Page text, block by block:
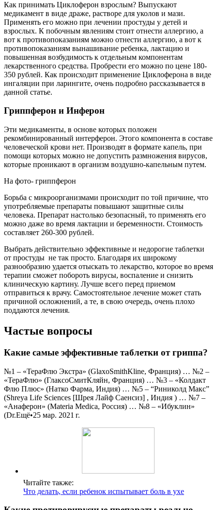
Как принимать Циклоферон взрослым? Выпускают
медикамент в виде драже, растворе для уколов и мази.
Применять его можно при лечении простуды у детей и
взрослых. К побочным явлениям стоит отнести аллергию, а
вот к противопоказаниям можно отнести аллергию, а вот к
противопоказаниям вынашивание ребенка, лактацию и
повышенная возбудимость к отдельным компонентам
лекарственного средства. Пробрести его можно по цене 180-
350 рублей. Как происходит применение Циклоферона в виде
ингаляции при ларингите, очень подробно рассказывается в
данной статье.
Гриппферон и Инферон
Эти медикаменты, в основе которых положен
рекомбинированный интерферон. Этого компонента в составе
человеческой крови нет. Производят в формате капель, при
помощи которых можно не допустить размножения вирусов,
которые проникают в организм воздушно-капельным путем.
На фото- гриппферон
Борьба с микроорганизмами происходит по той причине, что
употребляемые препараты повышают защитные силы
человека. Препарат настолько безопасный, то применять его
можно даже во время лактации и беременности. Стоимость
составляет 260-300 рублей.
Выбрать действительно эффективные и недорогие таблетки
от простуды не так просто. Благодаря их широкому
разнообразию удается отыскать то лекарство, которое во время
терапии сможет побороть вирусы, воспаление и снизить
клиническую картину. Лучше всего перед приемом
отправиться к врачу. Самостоятельное лечение может стать
причиной осложнений, а те, в свою очередь, очень плохо
поддаются лечения.
Частые вопросы
Какие самые эффективные таблетки от гриппа?
№1 – «ТераФлю Экстра» (GlaxoSmithKline, Франция) … №2 –
«ТераФлю» (ГлаксоСмитКляйн, Франция) … №3 – «Колдакт
Флю Плюс» (Натко Фарма, Индия) … №5 – “Риниколд Макс”
(Shreya Life Sciences [Шрея Лайф Саенсиз] , Индия ) … №7 –
«Анаферон» (Materia Medica, Россия) … №8 – «Ибуклин»
(Dr.Ещё•25 мар. 2021 г.
Читайте также:
Что делать, если ребенок испытывает боль в ухе